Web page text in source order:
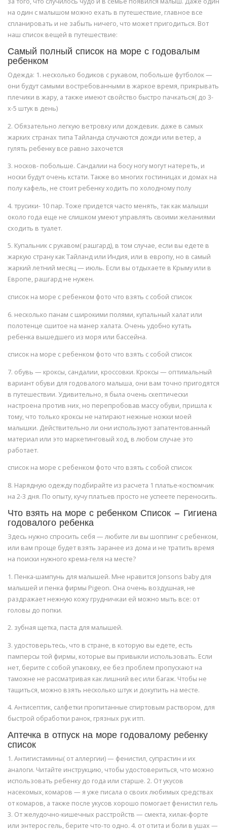
на один с малышом можно ехать в путешествие, главное все
спланировать и не забыть ничего, что может пригодиться. Вот
наш список вещей в путешествие:
Самый полный список на море с годовалым
ребенком
Одежда: 1. несколько бодиков с рукавом, побольше футболок —
они будут самыми востребованными в жаркое время, прикрывать
плечики в жару, а также имеют свойство быстро пачкаться( до 3-
х-5 штук в день)
2. Обязательно легкую ветровку или дождевик. даже в самых
жарких странах типа Тайланда случаются дожди или ветер, а
гулять ребенку все равно захочется
3. носков- побольше. Сандалии на босу ногу могут натереть, и
носки будут очень кстати. Также во многих гостиницах и домах на
полу кафель, не стоит ребенку ходить по холодному полу
4. трусики- 10 пар. Тоже придется часто менять, так как малыши
около года еще не слишком умеют управлять своими желаниями
сходить в туалет.
5. Купальник с рукавом( рашгард), в том случае, если вы едете в
жаркую страну как Тайланд или Индия, или в европу, но в самый
жаркий летний месяц — июль. Если вы отдыхаете в Крыму или в
Европе, рашгард не нужен.
список на море с ребенком фото что взять с собой список
6. несколько панам с широкими полями, купальный халат или
полотенце сшитое на манер халата. Очень удобно кутать
ребенка вышедшего из моря или бассейна.
список на море с ребенком фото что взять с собой список
7. обувь — кроксы, сандалии, кроссовки. Кроксы — оптимальный
вариант обуви для годовалого малыша, они вам точно пригодятся
в путешествии. Удивительно, я была очень скептически
настроена против них, но перепробовав массу обуви, пришла к
тому, что только кроксы не натирают нежные ножки моей
малышки. Действительно ли они используют запатентованный
материал или это маркетинговый ход, в любом случае это
работает.
список на море с ребенком фото что взять с собой список
8. Нарядную одежду подбирайте из расчета 1 платье-костюмчик
на 2-3 дня. По опыту, кучу платьев просто не успеете переносить.
Что взять на море с ребенком Список — Гигиена
годовалого ребенка
Здесь нужно спросить себя — любите ли вы шоппинг с ребенком,
или вам проще будет взять заранее из дома и не тратить время
на поиски нужного крема-геля на месте?
1. Пенка-шампунь для малышей. Мне нравится Jonsons baby для
малышей и пенка фирмы Pigeon. Она очень воздушная, не
раздражает нежную кожу грудничкаи ей можно мыть все: от
головы до попки.
2. зубная щетка, паста для малышей.
3. удостоверьтесь, что в стране, в которую вы едете, есть
памперсы той фирмы, которые вы привыкли использовать. Если
нет, берите с собой упаковку, ее без проблем пропускают на
таможне не рассматривая как лишний вес или багаж. Чтобы не
тащиться, можно взять несколько штук и докупить на месте.
4. Антисептик, салфетки пропитанные спиртовым раствором, для
быстрой обработки ранок, грязных рук итп.
Аптечка в отпуск на море годовалому ребенку
список
1. Антигистамины( от аллергии) — фенистил, супрастин и их
аналоги. Читайте инструкцию, чтобы удостовериться, что можно
использовать ребенку до года или старше. 2. От укусов
насекомых, комаров — я уже писала о своих любимых средствах
от комаров, а также после укусов хорошо помогает фенистил гель
3. От желудочно-кишечных расстройств — смекта, хилак-форте
или энтерос гель, берите что-то одно. 4. от отита и боли в ушах —